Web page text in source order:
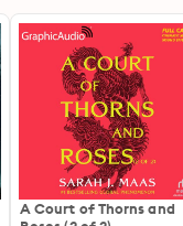
A Court of Thorns and